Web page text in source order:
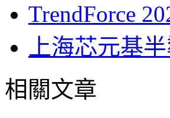
TrendForce
上海芯元基
相關文章